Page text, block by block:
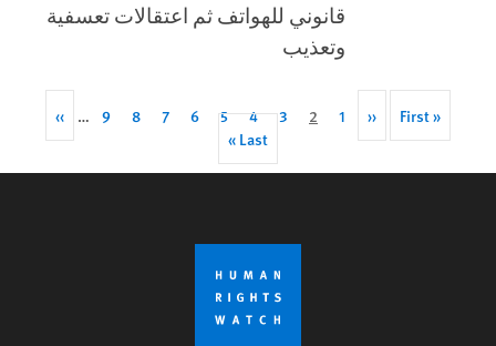
قانوني للهواتف ثم اعتقالات تعسفية
وتعذيب
Pagination
First
page
« First
Previous
page
‹‹
Page
1
Current
2
Page
3
Page
4
Page
5
Page
6
Page
7
Page
8
Page
9
…
Next
page
››
Last
page
Last »